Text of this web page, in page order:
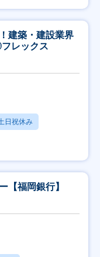
建築・建設業界
レックス
日祝休み
【福岡銀行】